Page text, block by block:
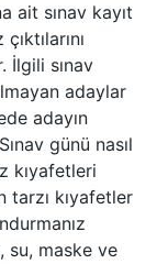
ait sınav kayıt
İlgili sınav
adaylar
adayın
günü nasıl
kıyafetleri
tarzı kıyafetler
su, maske ve